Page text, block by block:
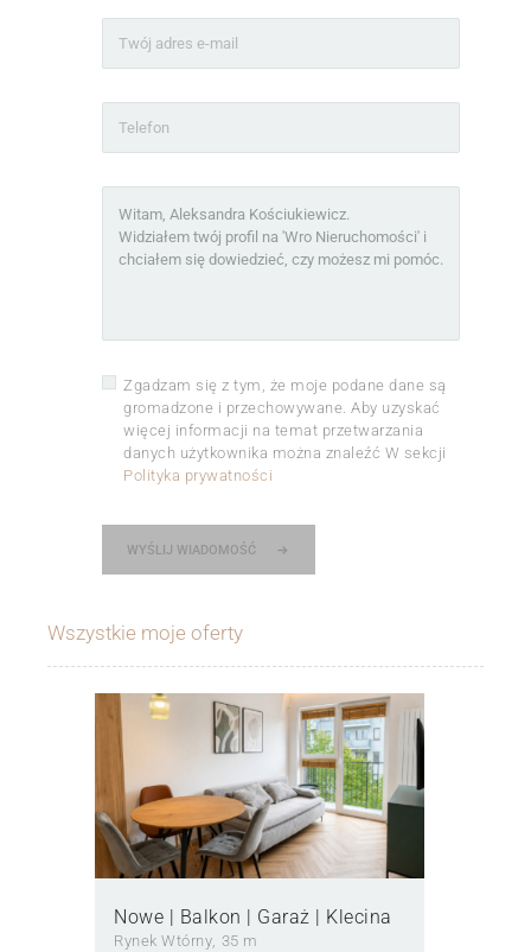
Zgadzam się z tym, że moje podane dane są
gromadzone i przechowywane. Aby uzyskać
więcej informacji na temat przetwarzania
danych użytkownika można znaleźć W sekcji
Polityka prywatności
WYŚLIJ WIADOMOŚĆ
Wszystkie moje oferty
Nowe | Balkon | Garaż | Klecina
Rynek Wtórny 35 m